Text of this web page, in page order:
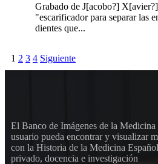
Grabado de J[acobo?]
"escarificador para separar las
dientes que...
1 2 3 4 Siguiente
El Banco de Imágenes de la
usuario pueda encontrar y visualizar
con la Historia de la Medicina
privado, docencia e investigación